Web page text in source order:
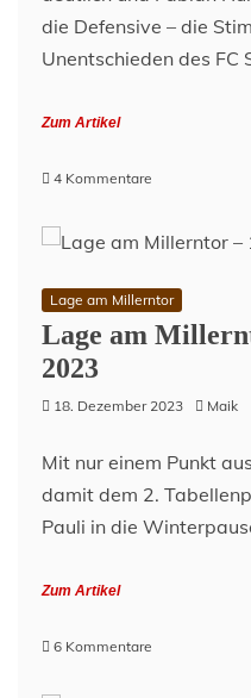
die Defensive – die
Unentschieden des FC
Zum Artikel
4 Kommentare
Statistiken
FCSP
SVWW
Lage am Millerntor
Lage am
2023
18. Dezember 2023 Maik
Mit nur einem Punkt
damit dem 2.
Pauli in die
Zum Artikel
6 Kommentare